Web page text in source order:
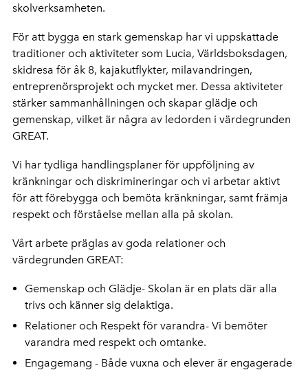
skolverksamheten.
För att bygga en stark gemenskap har vi uppskattade
traditioner och aktiviteter som Lucia, Världsboksdagen,
skidresa för åk 8, kajakutflykter, milavandringen,
entreprenörsprojekt och mycket mer. Dessa aktiviteter
stärker sammanhållningen och skapar glädje och
gemenskap, vilket är några av ledorden i värdegrunden
GREAT.
Vi har tydliga handlingsplaner för uppföljning av
kränkningar och diskrimineringar och vi arbetar aktivt
för att förebygga och bemöta kränkningar, samt främja
respekt och förståelse mellan alla på skolan.
Vårt arbete präglas av goda relationer och
värdegrunden GREAT:
Gemenskap och Glädje- Skolan är en plats där alla
trivs och känner sig delaktiga.
Relationer och Respekt för varandra- Vi bemöter
varandra med respekt och omtanke.
Engagemang - Både vuxna och elever är engagerade